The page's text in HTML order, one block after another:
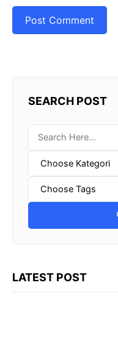
SEARCH POST
LATEST POST